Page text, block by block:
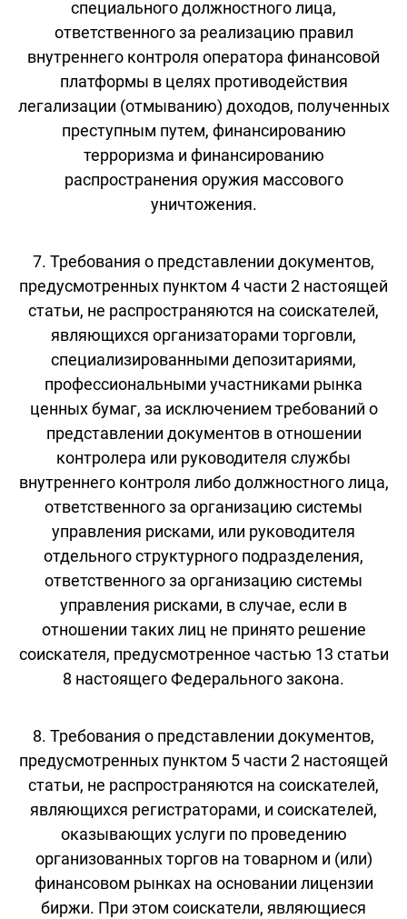
специального должностного лица,
ответственного за реализацию правил
внутреннего контроля оператора финансовой
платформы в целях противодействия
легализации (отмыванию) доходов, полученных
преступным путем, финансированию
терроризма и финансированию
распространения оружия массового
уничтожения.
7. Требования о представлении документов,
предусмотренных пунктом 4 части 2 настоящей
статьи, не распространяются на соискателей,
являющихся организаторами торговли,
специализированными депозитариями,
профессиональными участниками рынка
ценных бумаг, за исключением требований о
представлении документов в отношении
контролера или руководителя службы
внутреннего контроля либо должностного лица,
ответственного за организацию системы
управления рисками, или руководителя
отдельного структурного подразделения,
ответственного за организацию системы
управления рисками, в случае, если в
отношении таких лиц не принято решение
соискателя, предусмотренное частью 13 статьи
8 настоящего Федерального закона.
8. Требования о представлении документов,
предусмотренных пунктом 5 части 2 настоящей
статьи, не распространяются на соискателей,
являющихся регистраторами, и соискателей,
оказывающих услуги по проведению
организованных торгов на товарном и (или)
финансовом рынках на основании лицензии
биржи. При этом соискатели, являющиеся